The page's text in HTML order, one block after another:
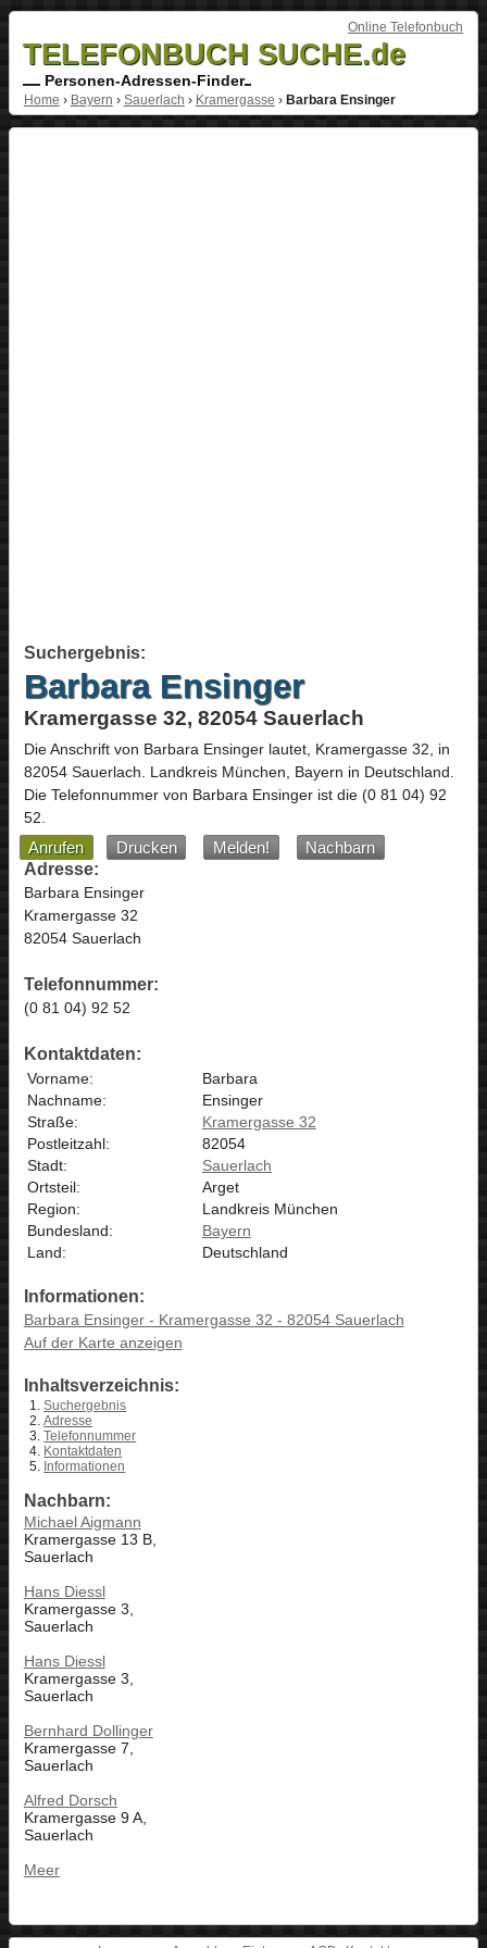
Online Telefonbuch
TELEFONBUCH SUCHE.de
Personen-Adressen-Finder
Home › Bayern › Sauerlach › Kramergasse › Barbara Ensinger
Suchergebnis:
Barbara Ensinger
Kramergasse 32, 82054 Sauerlach
Die Anschrift von Barbara Ensingerlautet, Kramergasse 32, in
82054 Sauerlach. Landkreis München, Bayern in Deutschland.
Die Telefonnummer von Barbara Ensinger ist die (0 81 04) 92
52.
Anrufen Drucken Melden!
Nachbarn
Adresse:
Barbara Ensinger
Kramergasse 32
82054 Sauerlach
Telefonnummer:
(0 81 04) 92 52
Kontaktdaten:
Vorname:
Barbara
Nachname:
Ensinger
Straße:
Kramergasse 32
Postleitzahl:
82054
Stadt:
Sauerlach
Ortsteil:
Arget
Region:
Landkreis München
Bundesland:
Bayern
Land:
Deutschland
Informationen:
Barbara Ensinger - Kramergasse 32 - 82054 Sauerlach
Auf der Karte anzeigen
Inhaltsverzeichnis:
Suchergebnis
Adresse
Telefonnummer
Kontaktdaten
Informationen
Nachbarn:
Michael Aigmann
Kramergasse 13 B,
Sauerlach
Hans Diessl
Kramergasse 3,
Sauerlach
Hans Diessl
Kramergasse 3,
Sauerlach
Bernhard Dollinger
Kramergasse 7,
Sauerlach
Alfred Dorsch
Kramergasse 9 A,
Sauerlach
Meer